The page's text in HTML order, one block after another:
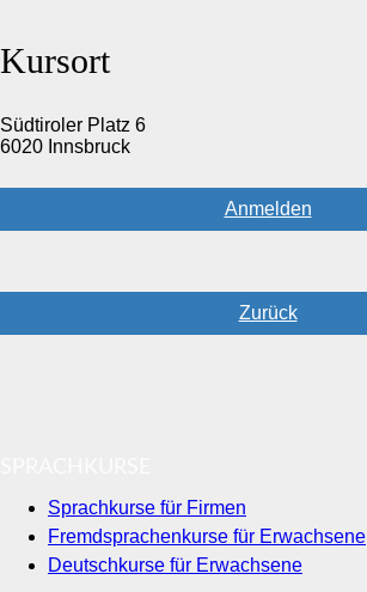
Kursort
Südtiroler Platz 6
6020 Innsbruck
Anmelden
Zurück
Sprachkurse für Firmen
Fremdsprachenkurse für Erwachsene
Deutschkurse für Erwachsene